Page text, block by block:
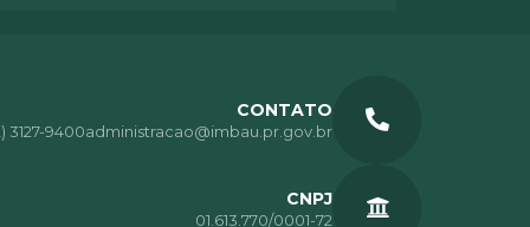
CONTATO
3127-9400administracao@imbau.pr.gov.br
CNPJ
01.613.770/0001-72